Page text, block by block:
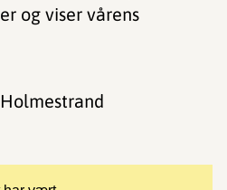
og viser vårens